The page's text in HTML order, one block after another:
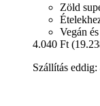
Zöld
Vegán
4.040 Ft
Szállítás eddig: